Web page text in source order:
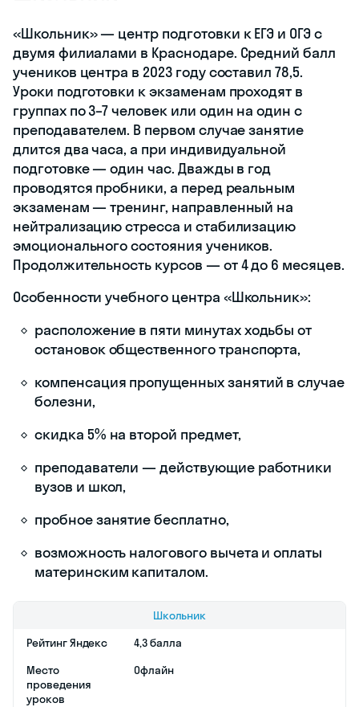
«Школьник» — центр подготовки к ЕГЭ и ОГЭ с
двумя филиалами в Краснодаре. Средний балл
учеников центра в 2023 году составил 78,5.
Уроки подготовки к экзаменам проходят в
группах по3–7человек или один на один с
преподавателем. В первом случае занятие
длится два часа, а при индивидуальной
подготовке — один час. Дважды в год
проводятся пробники, а перед реальным
экзаменам — тренинг, направленный на
нейтрализацию стресса и стабилизацию
эмоционального состояния учеников.
Продолжительность курсов — от 4 до 6 месяцев.
Особенности учебного центра «Школьник»:
расположение в пяти минутах ходьбы от
остановок общественного транспорта,
компенсация пропущенных занятий в случае
болезни,
скидка 5% на второй предмет,
преподаватели — действующие работники
вузов и школ,
пробное занятие бесплатно,
возможность налогового вычета и оплаты
материнским капиталом.
Школьник
Рейтинг Яндекс
4,3 балла
Место
проведения
уроков
Офлайн